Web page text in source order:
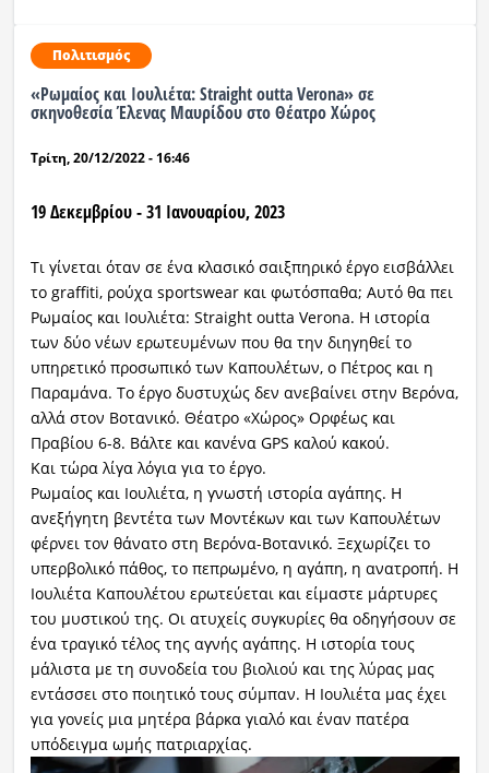
Πολιτισμός
«Ρωμαίος και Ιουλιέτα: Straight outta Verona» σε
σκηνοθεσία Έλενας Μαυρίδου στο Θέατρο Χώρος
Τρίτη, 20/12/2022 - 16:46
19 Δεκεμβρίου - 31 Ιανουαρίου, 2023
Τι γίνεται όταν σε ένα κλασικό σαιξπηρικό έργο εισβάλλει
το graffiti, ρούχα sportswear και φωτόσπαθα; Αυτό θα πει
Ρωμαίος και Ιουλιέτα: Straight outta Verona. Η ιστορία
των δύο νέων ερωτευμένων που θα την διηγηθεί το
υπηρετικό προσωπικό των Καπουλέτων, ο Πέτρος και η
Παραμάνα. Το έργο δυστυχώς δεν ανεβαίνει στην Βερόνα,
αλλά στον Βοτανικό. Θέατρο «Χώρος» Ορφέως και
Πραβίου 6-8. Βάλτε και κανένα GPS καλού κακού.
Και τώρα λίγα λόγια για το έργο.
Ρωμαίος και Ιουλιέτα, η γνωστή ιστορία αγάπης. Η
ανεξήγητη βεντέτα των Μοντέκων και των Καπουλέτων
φέρνει τον θάνατο στη Βερόνα-Βοτανικό. Ξεχωρίζει το
υπερβολικό πάθος, το πεπρωμένο, η αγάπη, η ανατροπή. Η
Ιουλιέτα Καπουλέτου ερωτεύεται και είμαστε μάρτυρες
του μυστικού της. Οι ατυχείς συγκυρίες θα οδηγήσουν σε
ένα τραγικό τέλος της αγνής αγάπης. Η ιστορία τους
μάλιστα με τη συνοδεία του βιολιού και της λύρας μας
εντάσσει στο ποιητικό τους σύμπαν. Η Ιουλιέτα μας έχει
για γονείς μια μητέρα βάρκα γιαλό και έναν πατέρα
υπόδειγμα ωμής πατριαρχίας.